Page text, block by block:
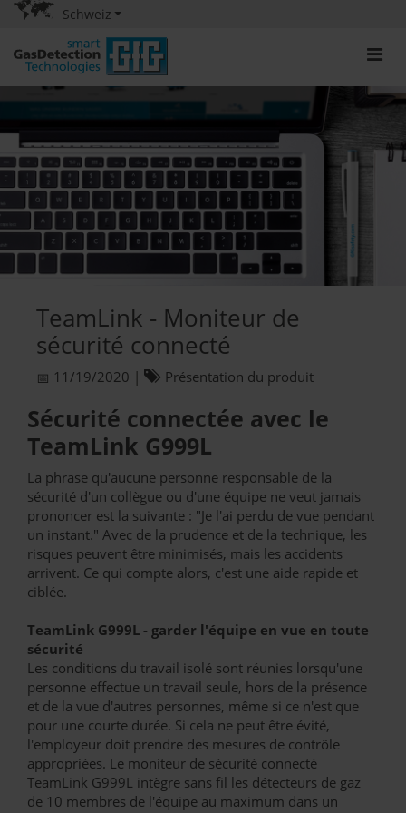
Schweiz
TeamLink - Moniteur de
sécurité connecté
11/19/2020 | Présentation du produit
Sécurité connectée avec le
TeamLink G999L
La phrase qu'aucune personne responsable de la
sécurité d'un collègue ou d'une équipe ne veut jamais
prononcer est la suivante : "Je l'ai perdu de vue pendant
un instant." Avec de la prudence et de la technique, les
risques peuvent être minimisés, mais les accidents
arrivent. Ce qui compte alors, c'est une aide rapide et
ciblée.
TeamLink G999L - garder l'équipe en vue en toute
sécurité
Les conditions du travail isolé sont réunies lorsqu'une
personne effectue un travail seule, hors de la présence
et de la vue d'autres personnes, même si ce n'est que
pour une courte durée. Si cela ne peut être évité,
l'employeur doit prendre des mesures de contrôle
appropriées. Le moniteur de sécurité connecté
TeamLink G999L intègre sans fil les détecteurs de gaz
de 10 membres de l'équipe au maximum dans un